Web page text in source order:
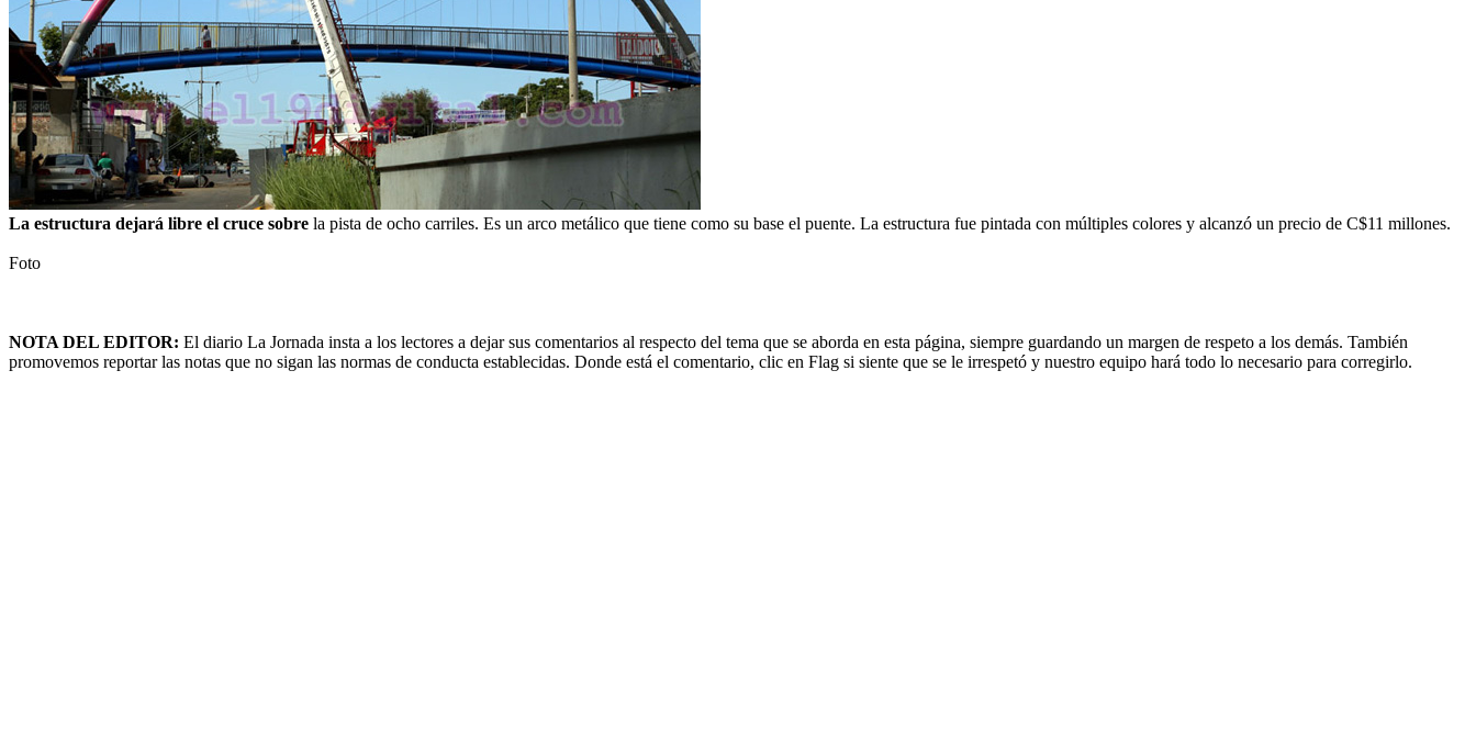
La estructura dejará libre el cruce sobre la pista de ocho carriles. Es un arco metálico que tiene como su base el puente. La estructura fue pintada con múltiples colores y alcanzó un precio de C$11 millones.
Foto
NOTA DEL EDITOR: El diario La Jornada insta a los lectores a dejar sus comentarios al respecto del tema que se aborda en esta página, siempre guardando un margen de respeto a los demás. También
promovemos reportar las notas que no sigan las normas de conducta establecidas. Donde está el comentario, clic en Flag si siente que se le irrespetó y nuestro equipo hará todo lo necesario para corregirlo.